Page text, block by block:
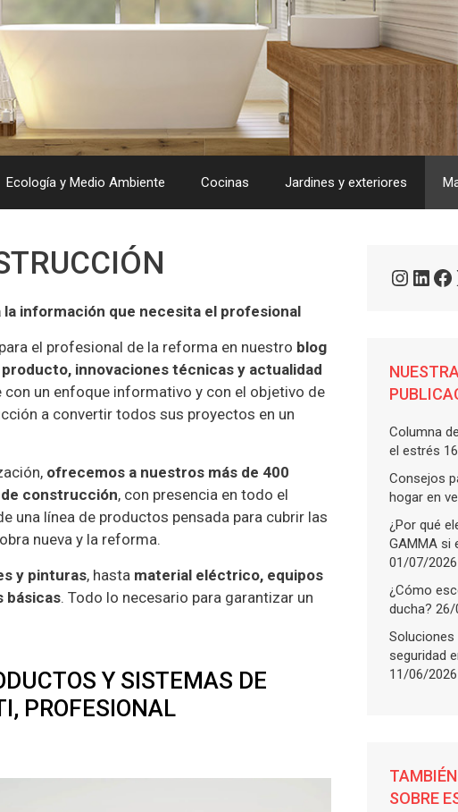
Ecología y Medio Ambiente Cocinas Jardines y exteriores
información que necesita el profesional
el profesional de la reforma en nuestro blog
innovaciones técnicas y actualidad
con un enfoque informativo y con el objetivo de
a convertir todos sus proyectos en un
ofrecemos a nuestros más de 400
construcción, con presencia en todo el
una línea de productos pensada para cubrir las
nueva y la reforma.
y pinturas, hasta material eléctrico, equipos
básicas. Todo lo necesario para garantizar un
Y SISTEMAS DE
PROFESIONAL
Columna
el estrés
Consejos
hogar en
¿Por qué
GAMMA si
01/07/2026
¿Cómo
ducha? 26/
seguridad
11/06/2026
SOBRE